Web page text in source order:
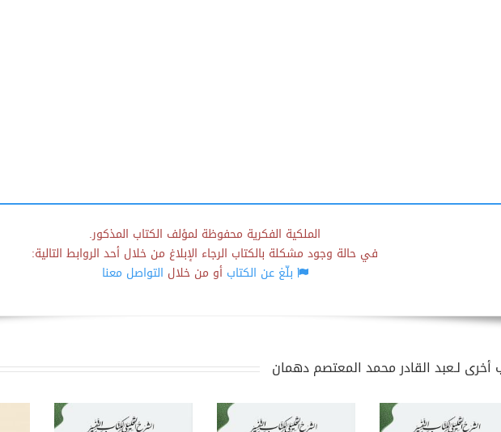
الملكية الفكرية محفوظة لمؤلف الكتاب المذكور.
في حالة وجود مشكلة بالكتاب الرجاء الإبلاغ من خلال أحد الروابط التالية:
بلّغ عن الكتابأو من خلال التواصل معنا
أخرى لـعبد القادر محمد المعتصم دهمان